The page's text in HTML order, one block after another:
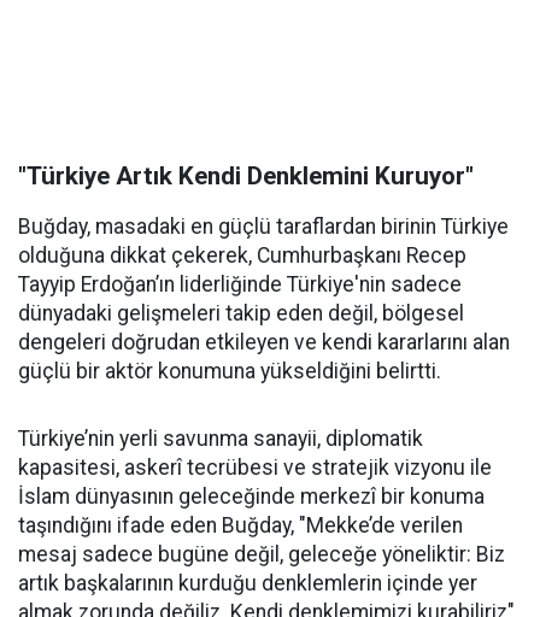
"Türkiye Artık Kendi Denklemini Kuruyor"
Buğday, masadaki en güçlü taraflardan birinin Türkiye
olduğuna dikkat çekerek, Cumhurbaşkanı Recep
Tayyip Erdoğan’ın liderliğinde Türkiye'nin sadece
dünyadaki gelişmeleri takip eden değil, bölgesel
dengeleri doğrudan etkileyen ve kendi kararlarını alan
güçlü bir aktör konumuna yükseldiğini belirtti.
Türkiye’nin yerli savunma sanayii, diplomatik
kapasitesi, askerî tecrübesi ve stratejik vizyonu ile
İslam dünyasının geleceğinde merkezî bir konuma
taşındığını ifade eden Buğday, "Mekke’de verilen
mesaj sadece bugüne değil, geleceğe yöneliktir: Biz
artık başkalarının kurduğu denklemlerin içinde yer